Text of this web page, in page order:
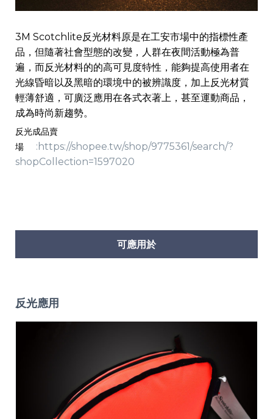
3M Scotchlite反光材料原是在工安市場中的指標性產
品，但隨著社會型態的改變，人群在夜間活動極為普
遍，而反光材料的的高可見度特性，能夠提高使用者在
光線昏暗以及黑暗的環境中的被辨識度，加上反光材質
輕薄舒適，可廣泛應用在各式衣著上，甚至運動商品，
成為時尚新趨勢。
反光成品賣
場
: https://shopee.tw/shop/9775361/search/?
shopCollection=1597020
可應用於
反光應用